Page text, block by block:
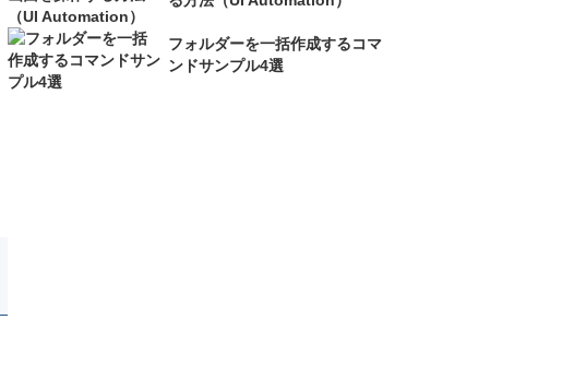
フォルダーを一括作成するコマ
ンドサンプル4選